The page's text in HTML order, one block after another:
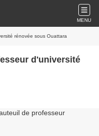
MENU
rénovée sous Ouattara
d'université